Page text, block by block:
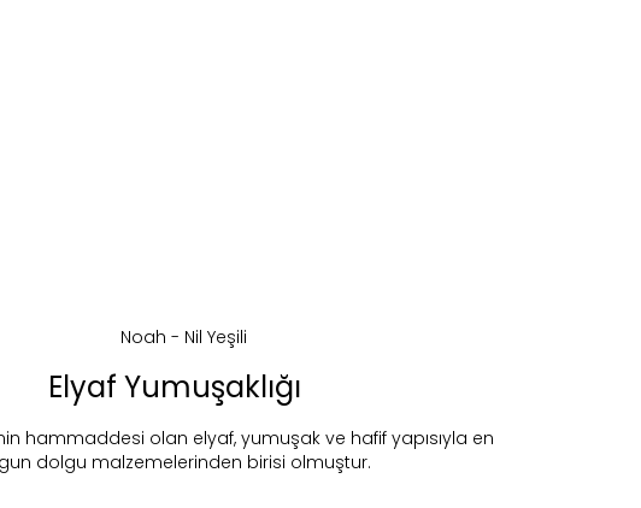
Elyaf Yumuşaklığı
hammaddesi olan elyaf, yumuşak ve hafif yapısıyla en
dolgu malzemelerinden birisi olmuştur.